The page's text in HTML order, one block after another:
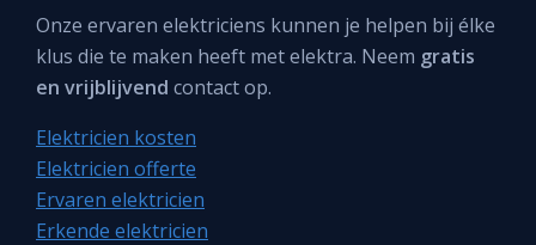
Onze ervaren elektriciens kunnen je helpen bij élke
klus die te maken heeft met elektra. Neem gratis
en vrijblijvend contact op.
Elektricien kosten
Elektricien offerte
Ervaren elektricien
Erkende elektricien